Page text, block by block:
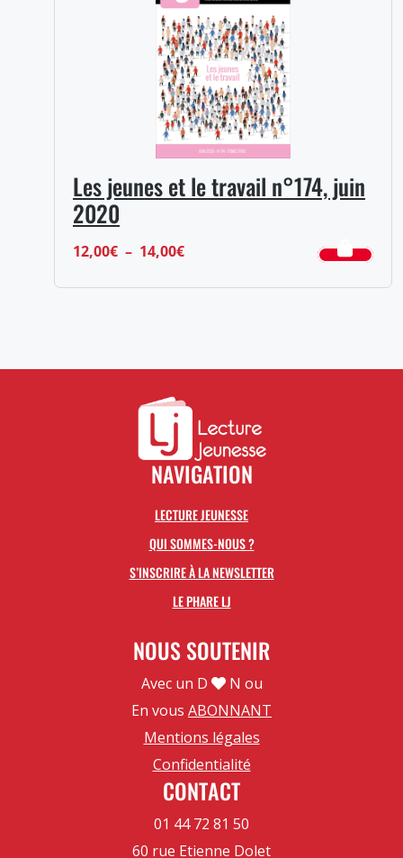
10,00€
Les jeunes et le travail n°174, juin
2020
12,00€ – 14,00€Plage
à
NAVIGATION
LECTURE JEUNESSE
QUI SOMMES-NOUS ?
S’INSCRIRE À LA NEWSLETTER
LE PHARE LJ
NOUS SOUTENIR
Avec un D
N ou
En vous ABONNANT
Mentions légales
Confidentialité
CONTACT
01 44 72 81 50
60 rue Etienne Dolet